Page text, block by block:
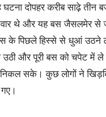
दोपहर करीब साढ़े
थे और यह बस जैसलमेर से
के पिछले हिस्से से धुआं उठने
और पूरी बस को चपेट में
निकल सके। कुछ लोगों ने